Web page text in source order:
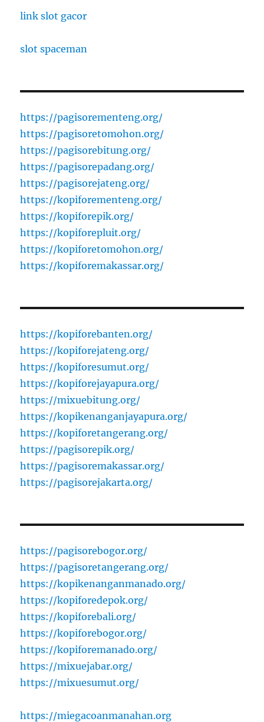
link slot gacor
slot spaceman
https://pagisorementeng.org/
https://pagisoretomohon.org/
https://pagisorebitung.org/
https://pagisorepadang.org/
https://pagisorejateng.org/
https://kopiforementeng.org/
https://kopiforepik.org/
https://kopiforepluit.org/
https://kopiforetomohon.org/
https://kopiforemakassar.org/
https://kopiforebanten.org/
https://kopiforejateng.org/
https://kopiforesumut.org/
https://kopiforejayapura.org/
https://mixuebitung.org/
https://kopikenanganjayapura.org/
https://kopiforetangerang.org/
https://pagisorepik.org/
https://pagisoremakassar.org/
https://pagisorejakarta.org/
https://pagisorebogor.org/
https://pagisoretangerang.org/
https://kopikenanganmanado.org/
https://kopiforedepok.org/
https://kopiforebali.org/
https://kopiforebogor.org/
https://kopiforemanado.org/
https://mixuejabar.org/
https://mixuesumut.org/
https://miegacoanmanahan.org